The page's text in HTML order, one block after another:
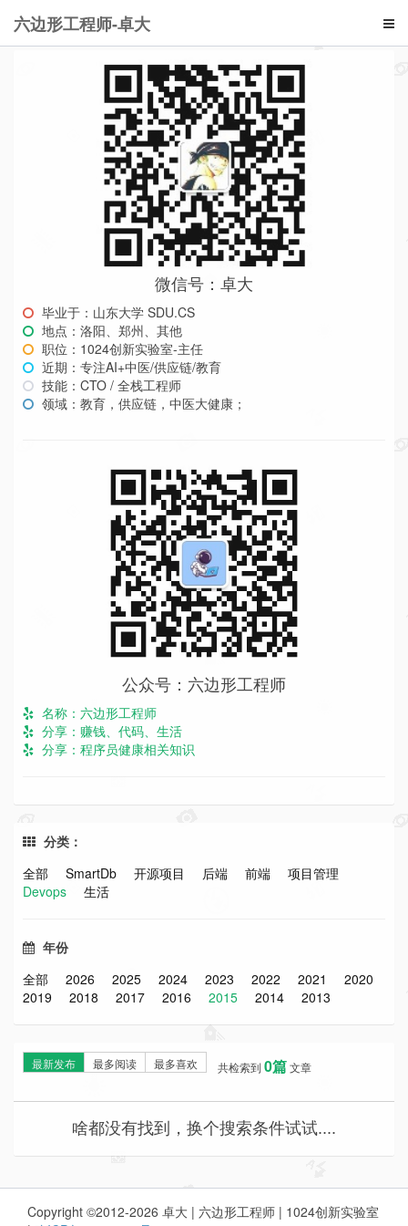
六边形工程师-卓大
微信号：卓大
毕业于：山东大学 SDU.CS
地点：洛阳、郑州、其他
职位：1024创新实验室-主任
近期：专注AI+中医/供应链/教育
技能：CTO / 全栈工程师
领域：教育，供应链，中医大健康；
公众号：六边形工程师
名称：六边形工程师
分享：赚钱、代码、生活
分享：程序员健康相关知识
分类：
全部
SmartDb 开源项目 后端 前端
项目管理
Devops
生活
年份
全部
2026 2025 2024 2023 2022 2021
2020
2019
2018 2017 2016 2015 2014 2013
最新发布 最多阅读 最多喜欢 共检索到 0篇文章
啥都没有找到，换个搜索条件试试....
Copyright ©2012-2026 卓大 | 六边形工程师 | 1024创新实验室